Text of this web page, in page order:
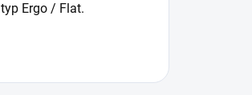
Ergo / Flat.